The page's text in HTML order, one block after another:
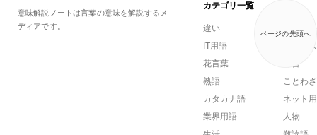
ページの先頭へ
意味解説ノートは言葉の意味を解説するメ
ディアです。
カテゴリ一覧
違い
一般用語
IT用語
ビジネ
花言葉
方言
熟語
ことわ
カタカナ語
ネット
業界用語
人物